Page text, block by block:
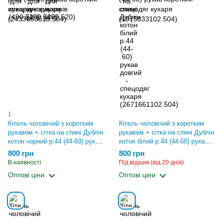
1
Кітель чоловічий з коротким
рукавом + сітка на спині Дублін
котон чорний р.44 (44-60) рукав
короткий - спецодяг кухаря
(2433663615.504)
800 грн
В наявності
Оптові ціни
Кітель чоловічий з коротким
рукавом + сітка на спині Дублін
котон білий р.44 (44-60) рукав
короткий - спецодяг кухаря
(1915833102.504)
800 грн
Під відшив (від 20 днів)
Оптові ціни